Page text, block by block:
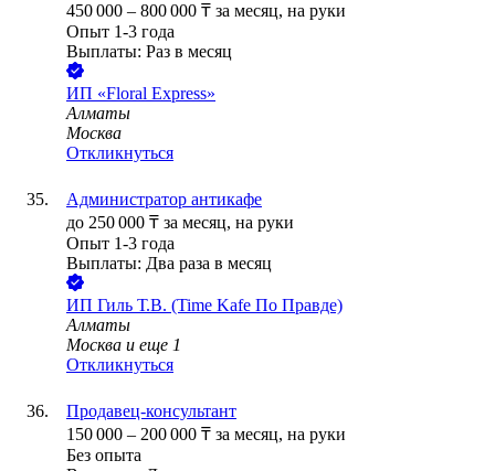
450 000 – 800 000 ₸ за месяц, на руки
Опыт 1-3 года
Выплаты: Раз в месяц
ИП «Floral Express»
Алматы
Москва
Откликнуться
Администратор антикафе
до 250 000 ₸ за месяц, на руки
Опыт 1-3 года
Выплаты: Два раза в месяц
ИП Гиль Т.В. (Time Kafe По Правде)
Алматы
Москва и еще 1
Откликнуться
Продавец-консультант
150 000 – 200 000 ₸ за месяц, на руки
Без опыта